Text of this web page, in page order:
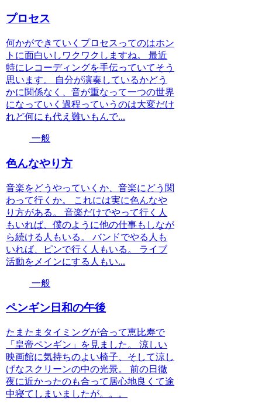
プロセス
何かができていくプロセスってのはホン
トに面白いしワクワクしますね。 最近
特にレコーディングを手伝っていてそう
思います。 自分が演奏しているかどう
かに関係なく、音が重なって一つの世界
になっていく過程っていうのは大変だけ
れど何にも代え難いもんで...
一般
色んなやり方
音楽をどうやっていくか、音楽にどう関
わって行くか。 これには実に色んなや
り方がある。 音楽だけでやって行く人
もいれば、僕のように他の仕事もしなが
ら続ける人もいる。 バンドでやる人も
いれば、ピンで行く人もいる。 ライブ
活動をメインにする人もい...
一般
ペンギン日和の午後
たまたまタイミングが合って恵比寿で
「皇帝ペンギン」を見ました。 涼しい
映画館に気持ちのよい椅子、そして涼し
げなスクリーンの中の光景。 前の日徹
夜に近かったのも合って居心地良くて途
中寝てしまいましたが。。。